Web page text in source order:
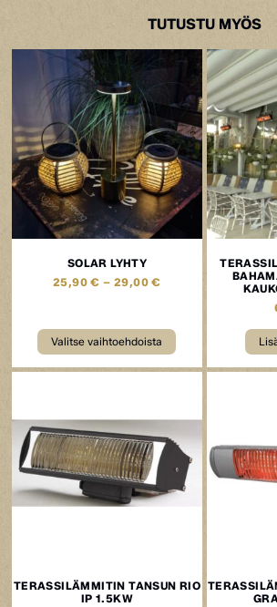
TUTUSTU MYÖS
SOLAR LYHTY
25,90€ – 29,00€
Valitse vaihtoehdoista
TERASSILÄMMITIN TANSUN RIO
IP 1.5KW